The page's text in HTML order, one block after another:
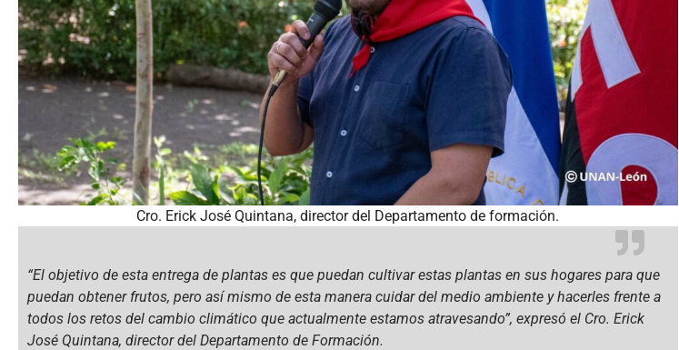
Cro. Erick José Quintana, director del Departamento de formación.
“El objetivo de esta entrega de plantas es que puedan cultivar estas plantas en sus hogares para que
puedan obtener frutos, pero así mismo de esta manera cuidar del medio ambiente y hacerles frente a
todos los retos del cambio climático que actualmente estamos atravesando”, expresó el Cro. Erick
José Quintana, director del Departamento de Formación.